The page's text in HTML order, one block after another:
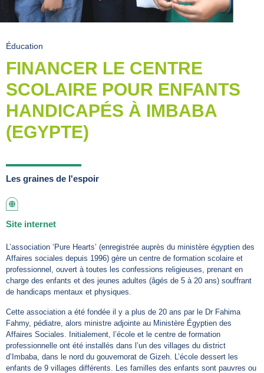
Éducation
FINANCER LE CENTRE
SCOLAIRE POUR ENFANTS
HANDICAPÉS À IMBABA
(EGYPTE)
Les graines de l'espoir
Site internet
L’association ‘Pure Hearts’ (enregistrée auprès du ministère égyptien des
Affaires sociales depuis 1996) gère un centre de formation scolaire et
professionnel, ouvert à toutes les confessions religieuses, prenant en
charge des enfants et des jeunes adultes (âgés de 5 à 20 ans) souffrant
de handicaps mentaux et physiques.
Cette association a été fondée il y a plus de 20 ans par le Dr Fahima
Fahmy, pédiatre, alors ministre adjointe au Ministère Égyptien des
Affaires Sociales. Initialement, l’école et le centre de formation
professionnelle ont été installés dans l’un des villages du district
d’Imbaba, dans le nord du gouvernorat de Gizeh. L’école dessert les
enfants de 9 villages différents. Les familles des enfants sont pauvres ou